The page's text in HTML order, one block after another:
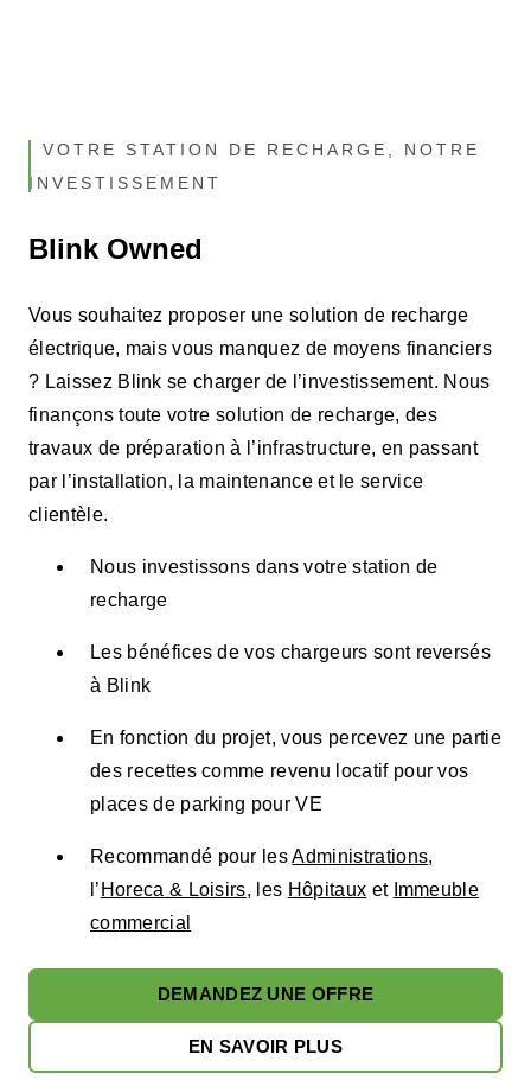
VOTRE STATION DE RECHARGE, NOTRE
INVESTISSEMENT
Blink Owned
Vous souhaitez proposer une solution de recharge
électrique, mais vous manquez de moyens financiers
? Laissez Blink se charger de l’investissement. Nous
finançons toute votre solution de recharge, des
travaux de préparation à l’infrastructure, en passant
par l’installation, la maintenance et le service
clientèle.
Nous investissons dans votre station de
recharge
Les bénéfices de vos chargeurs sont reversés
à Blink
En fonction du projet, vous percevez une partie
des recettes comme revenu locatif pour vos
places de parking pour VE
Recommandé pour lesAdministrations,
l’ Horeca & Loisirs, les Hôpitaux et Immeuble
commercial
DEMANDEZ UNE OFFRE
EN SAVOIR PLUS